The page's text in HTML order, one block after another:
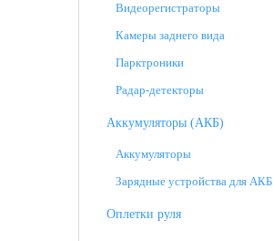
Видеорегистраторы
Камеры заднего вида
Парктроники
Радар-детекторы
Аккумуляторы (АКБ)
Аккумуляторы
Зарядные устройства для АКБ
Оплетки руля